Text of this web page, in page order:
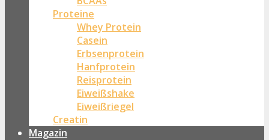
Proteine
Whey Protein
Casein
Erbsenprotein
Hanfprotein
Reisprotein
Eiweißshake
Eiweißriegel
Creatin
Magazin